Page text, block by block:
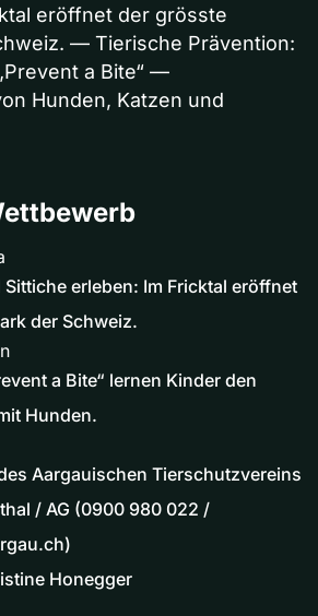
eröffnet der grösste
— Tierische Prävention:
a Bite“ —
Hunden, Katzen und
erleben: Im Fricktal eröffnet
der Schweiz.
a Bite“ lernen Kinder den
Hunden.
Aargauischen Tierschutzvereins
/ AG (0900 980 022 /
Honegger